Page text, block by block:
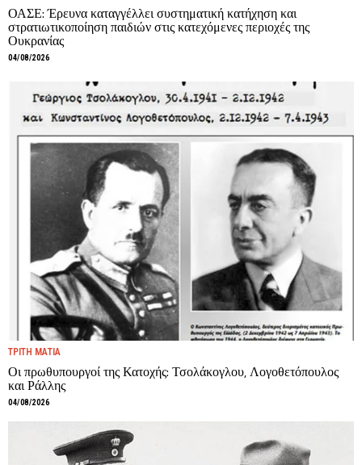
ΟΑΣΕ: Έρευνα καταγγέλλει συστηματική κατήχηση και
στρατιωτικοποίηση παιδιών στις κατεχόμενες περιοχές της
Ουκρανίας
04/08/2026
ΤΡΙΤΗ ΜΑΤΙΑ
Οι πρωθυπουργοί της Κατοχής: Τσολάκογλου, Λογοθετόπουλος
και Ράλλης
04/08/2026